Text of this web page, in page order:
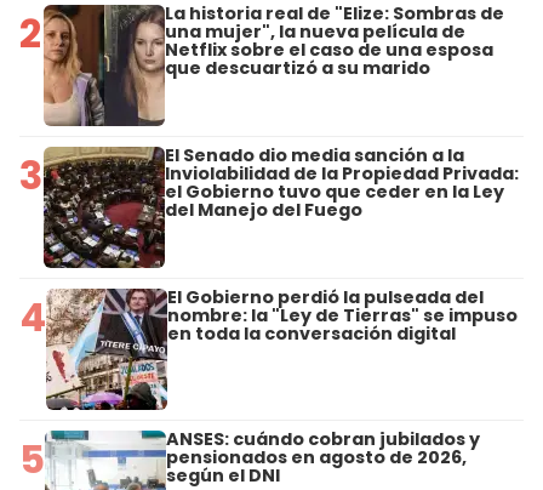
2 La historia real de "Elize: Sombras de
una mujer", la nueva película de
Netflix sobre el caso de una esposa
que descuartizó a su marido
3 El Senado dio media sanción a la
Inviolabilidad de la Propiedad Privada:
el Gobierno tuvo que ceder en la Ley
del Manejo del Fuego
4 El Gobierno perdió la pulseada del
nombre: la "Ley de Tierras" se impuso
en toda la conversación digital
5 ANSES: cuándo cobran jubilados y
pensionados en agosto de 2026,
según el DNI